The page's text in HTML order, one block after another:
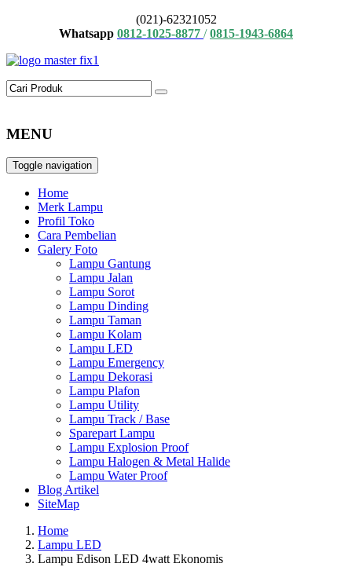
(021)-62321052
Whatsapp 0812-1025-8877 /0815-1943-6864
MENU
Toggle navigation
Home
Merk Lampu
Profil Toko
Cara Pembelian
Galery Foto
Lampu Gantung
Lampu Jalan
Lampu Sorot
Lampu Dinding
Lampu Taman
Lampu Kolam
Lampu LED
Lampu Emergency
Lampu Dekorasi
Lampu Plafon
Lampu Utility
Lampu Track / Base
Sparepart Lampu
Lampu Explosion Proof
Lampu Halogen & Metal Halide
Lampu Water Proof
Blog Artikel
SiteMap
Home
Lampu LED
Lampu Edison LED 4watt Ekonomis